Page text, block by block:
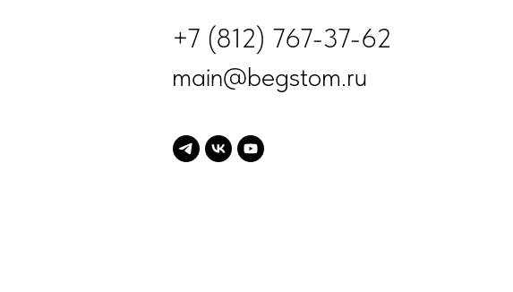
+7 (812) 767-37-62
main@begstom.ru